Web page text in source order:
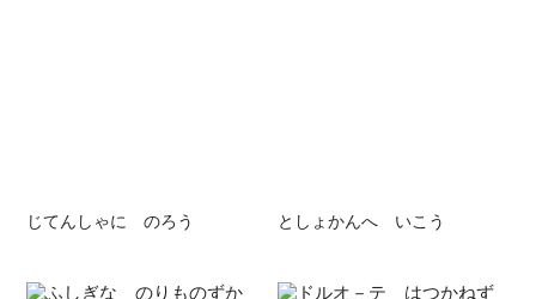
じてんしゃに のろう としょかんへ いこう